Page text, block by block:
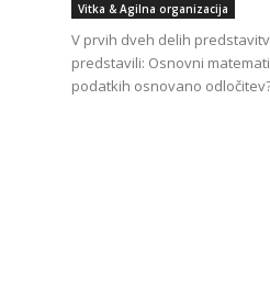
Vitka & Agilna organizacija
V prvih dveh delih
predstavili: Osnovni
podatkih osnovano